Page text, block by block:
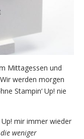
Mittagessen und
werden morgen
Stampin‘ Up! nie
mir immer wieder
weniger